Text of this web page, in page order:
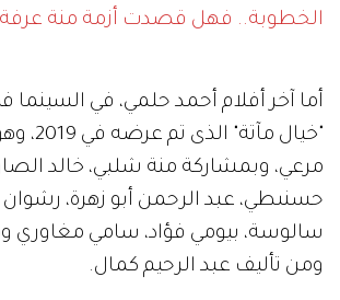
الخطوبة.. فهل قصدت أزمة منة
أما آخر أفلام أحمد حلمي، في السينما
"خيال
مرعي، وبمشاركة منة شلبي، خالد
حسنىطي، عبد الرحمن أبو زهرة، رشوان
سالوسة، بيومي فؤاد، سامي مغاوري
ومن تأليف عبد الرحيم كمال.